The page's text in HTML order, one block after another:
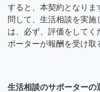
すると、本契約となりま
問して、生活相談を実
は、必ず、評価をしてく
ポーターが報酬を受け取
生活相談のサポーターの